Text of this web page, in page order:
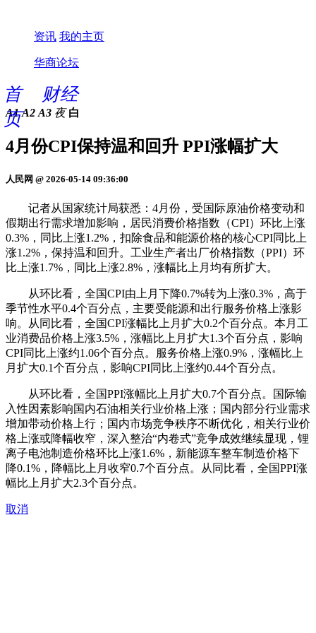
资讯 我的主页
华商论坛
首
页
财经
A1 A2 A3 夜 白
4月份CPI保持温和回升 PPI涨幅扩大
人民网 @ 2026-05-14 09:36:00
记者从国家统计局获悉：4月份，受国际原油价格变动和
假期出行需求增加影响，居民消费价格指数（CPI）环比上涨
0.3%，同比上涨1.2%，扣除食品和能源价格的核心CPI同比上
涨1.2%，保持温和回升。工业生产者出厂价格指数（PPI）环
比上涨1.7%，同比上涨2.8%，涨幅比上月均有所扩大。
从环比看，全国CPI由上月下降0.7%转为上涨0.3%，高于
季节性水平0.4个百分点，主要受能源和出行服务价格上涨影
响。从同比看，全国CPI涨幅比上月扩大0.2个百分点。本月工
业消费品价格上涨3.5%，涨幅比上月扩大1.3个百分点，影响
CPI同比上涨约1.06个百分点。服务价格上涨0.9%，涨幅比上
月扩大0.1个百分点，影响CPI同比上涨约0.44个百分点。
从环比看，全国PPI涨幅比上月扩大0.7个百分点。国际输
入性因素影响国内石油相关行业价格上涨；国内部分行业需求
增加带动价格上行；国内市场竞争秩序不断优化，相关行业价
格上涨或降幅收窄，深入整治“内卷式”竞争成效继续显现，锂
离子电池制造价格环比上涨1.6%，新能源车整车制造价格下
降0.1%，降幅比上月收窄0.7个百分点。从同比看，全国PPI涨
幅比上月扩大2.3个百分点。
取消